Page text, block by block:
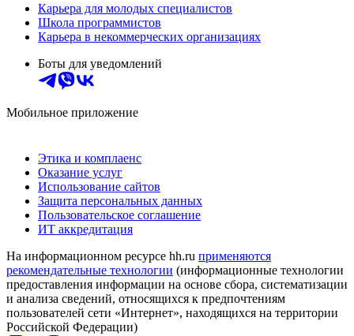
Карьера для молодых специалистов
Школа программистов
Карьера в некоммерческих организациях
Боты для уведомлений
Мобильное приложение
Этика и комплаенс
Оказание услуг
Использование сайтов
Защита персональных данных
Пользовательское соглашение
ИТ аккредитация
На информационном ресурсе hh.ru применяются
рекомендательные технологии (информационные технологии
предоставления информации на основе сбора, систематизации
и анализа сведений, относящихся к предпочтениям
пользователей сети «Интернет», находящихся на территории
Российской Федерации)